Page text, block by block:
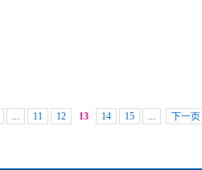
... 11 12 13 14 15 ... 下一页